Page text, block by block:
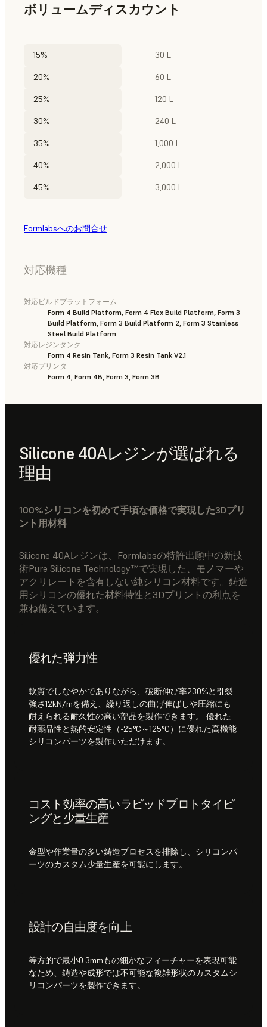
ボリュームディスカウント
15% 30 L
20% 60 L
25% 120 L
30% 240 L
35% 1,000 L
40% 2,000 L
45% 3,000 L
Formlabsへのお問合せ
対応機種
対応ビルドプラットフォーム
Form 4 Build Platform, Form 4 Flex Build Platform, Form 3
Build Platform, Form 3 Build Platform 2, Form 3 Stainless
Steel Build Platform
対応レジンタンク
Form 4 Resin Tank, Form 3 Resin Tank V2.1
対応プリンタ
Form 4, Form 4B, Form 3, Form 3B
Silicone 40Aレジンが選ばれる
理由
100%シリコンを初めて手頃な価格で実現した3Dプリ
ント用材料
Silicone 40Aレジンは、Formlabsの特許出願中の新技
術Pure Silicone Technology™で実現した、モノマーや
アクリレートを含有しない純シリコン材料です。鋳造
用シリコンの優れた材料特性と3Dプリントの利点を
兼ね備えています。
優れた弾力性
軟質でしなやかでありながら、破断伸び率230%と引裂
強さ12kN/mを備え、繰り返しの曲げ伸ばしや圧縮にも
耐えられる耐久性の高い部品を製作できます。 優れた
耐薬品性と熱的安定性（-25°C～125°C）に優れた高機能
シリコンパーツを製作いただけます。
コスト効率の高いラピッドプロトタイピ
ングと少量生産
金型や作業量の多い鋳造プロセスを排除し、シリコンパ
ーツのカスタム少量生産を可能にします。
設計の自由度を向上
等方的で最小0.3mmもの細かなフィーチャーを表現可能
なため、鋳造や成形では不可能な複雑形状のカスタムシ
リコンパーツを製作できます。